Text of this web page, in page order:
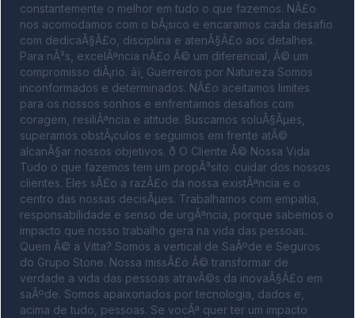
constantemente o melhor em tudo o que fazemos. NÃ£o
nos acomodamos com o bÃ¡sico e encaramos cada desafio
com dedicaÃ§Ã£o, disciplina e atenÃ§Ã£o aos detalhes.
Para nÃ³s, excelÃªncia nÃ£o Ã© um diferencial, Ã© um
compromisso diÃ¡rio. âï¸ Guerreiros por Natureza Somos
inconformados e determinados. NÃ£o aceitamos limites
para os nossos sonhos e enfrentamos desafios com
coragem, resiliÃªncia e atitude. Buscamos soluÃ§Ãµes,
superamos obstÃ¡culos e seguimos em frente atÃ©
alcanÃ§ar nossos objetivos. ð O Cliente Ã© Nossa Vida
Tudo o que fazemos tem um propÃ³sito: cuidar dos nossos
clientes. Eles sÃ£o a razÃ£o da nossa existÃªncia e o
centro das nossas decisÃµes. Trabalhamos com empatia,
responsabilidade e senso de urgÃªncia, porque sabemos o
impacto que nosso trabalho gera na vida das pessoas.
Quem Ã© a Vitta? Somos a vertical de SaÃºde e Seguros
do Grupo Stone. Nossa missÃ£o Ã© transformar de
verdade a vida das pessoas atravÃ©s da inovaÃ§Ã£o em
saÃºde. Somos apaixonados por tecnologia, dados e,
acima de tudo, pessoas. Se vocÃª quer ter um impacto